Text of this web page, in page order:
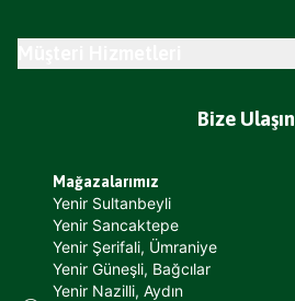
Bize Ulaşın
Mağazalarımız
Yenir Sultanbeyli
Yenir Sancaktepe
Yenir Şerifali, Ümraniye
Yenir Güneşli, Bağcılar
Yenir Nazilli, Aydın